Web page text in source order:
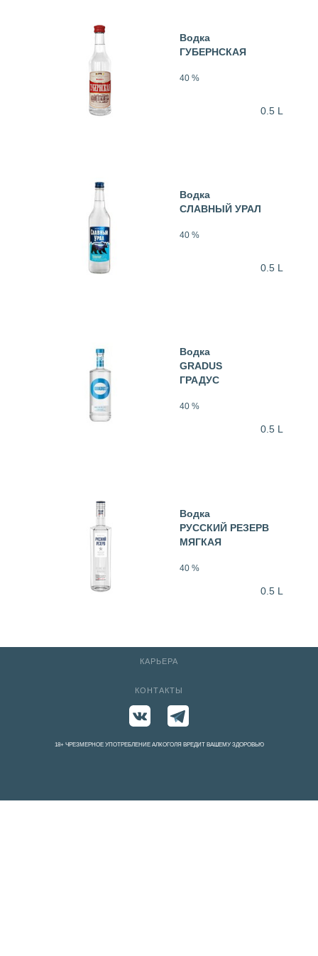
Водка
ГУБЕРНСКАЯ
40 %
0.5 L
Водка
СЛАВНЫЙ УРАЛ
40 %
0.5 L
Водка
GRADUS
ГРАДУС
40 %
0.5 L
Водка
РУССКИЙ РЕЗЕРВ
МЯГКАЯ
40 %
0.5 L
КАРЬЕРА
КОНТАКТЫ
18+ ЧРЕЗМЕРНОЕ УПОТРЕБЛЕНИЕ АЛКОГОЛЯ ВРЕДИТ ВАШЕМУ ЗДОРОВЬЮ